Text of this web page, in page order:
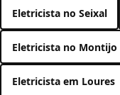
Eletricista no Seixal
Eletricista no Montijo
Eletricista em Loures